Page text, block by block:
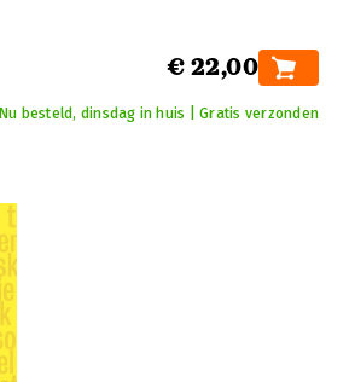
€ 22,00
Nu besteld, dinsdag in huis | Gratis verzonden